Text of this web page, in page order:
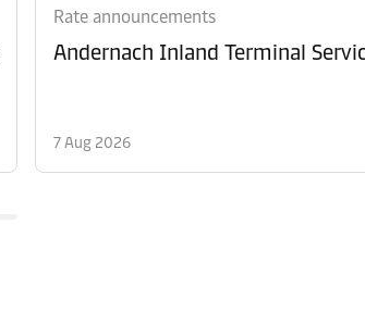
Rate announcements
Andernach Inland Terminal
7 Aug 2026